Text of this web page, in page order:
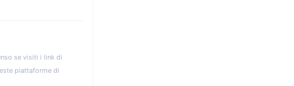
se visiti i link di
piattaforme di